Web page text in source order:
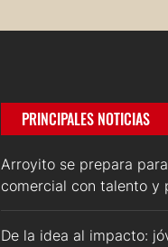
PRINCIPALES NOTICIAS
Arroyito se prepara
comercial con talento y
De la idea al impacto: